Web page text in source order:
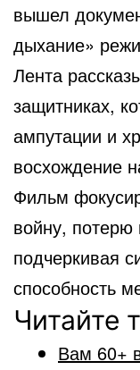
вышел
дыхание»
Лента
защитниках,
ампутации и
восхождение
Фильм
войну,
подчеркивая
способность
Читайте
Вам 60+